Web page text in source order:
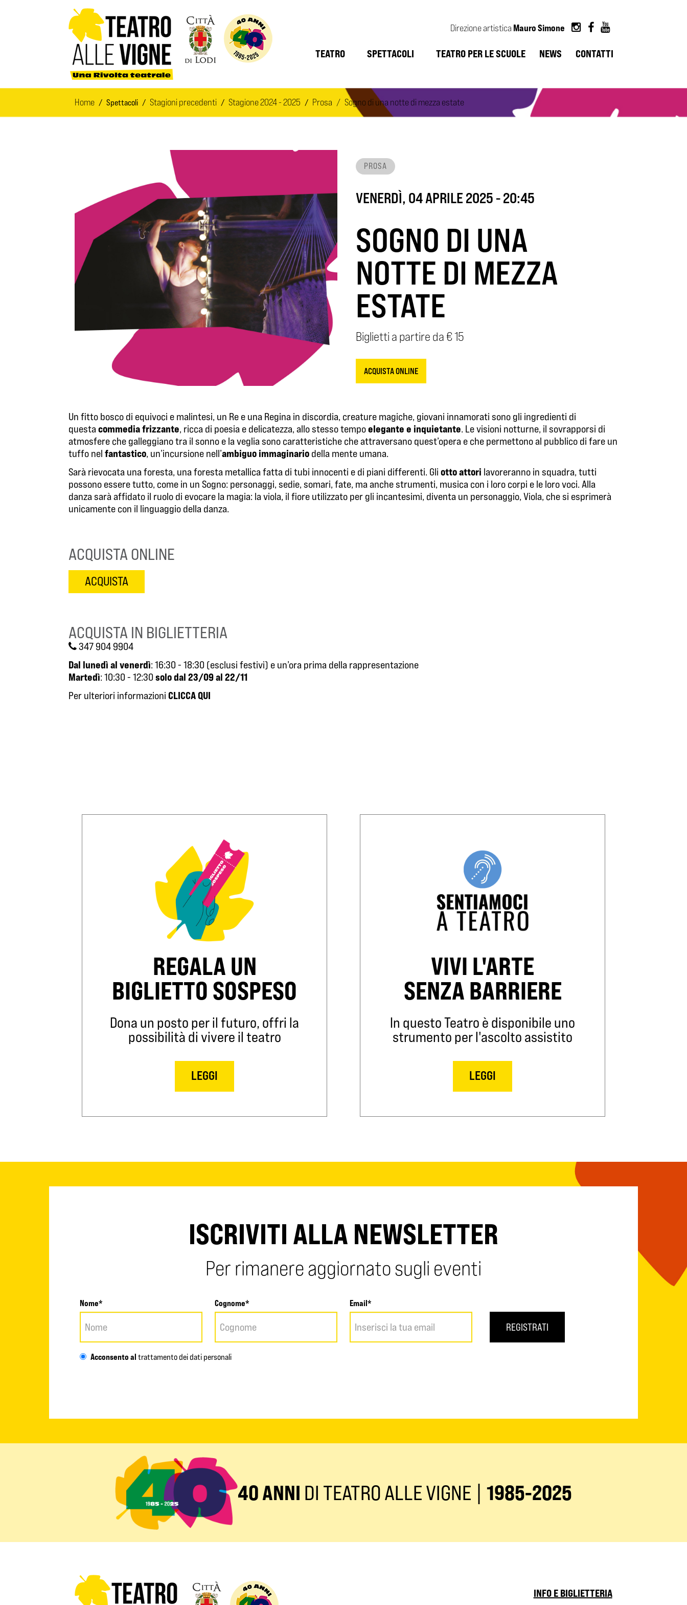
Salta al contenuto principale
Direzione artistica Mauro Simone
TEATRO SPETTACOLI TEATRO PER LE SCUOLE NEWS CONTATTI
Home Spettacoli Stagioni precedenti Stagione 2024 - 2025 Prosa Sogno di una notte di mezza estate
PROSA
VENERDÌ, 04 APRILE 2025 - 20:45
SOGNO DI UNA
NOTTE DI MEZZA
ESTATE
Biglietti a partire da € 15
ACQUISTA ONLINE
Un fitto bosco di equivoci e malintesi, un Re e una Regina in discordia, creature magiche, giovani innamorati sono gli ingredienti di
questacommedia frizzante, ricca di poesia e delicatezza, allo stesso tempoelegante e inquietante. Le visioni notturne, il sovrapporsi di
atmosfere che galleggiano tra il sonno e la veglia sono caratteristiche che attraversano quest’opera e che permettono al pubblico di fare un
tuffo nelfantastico, un’incursione nell’ambiguo immaginario della mente umana.
Sarà rievocata una foresta, una foresta metallica fatta di tubi innocenti e di piani differenti. Gliotto attori lavoreranno in squadra, tutti
possono essere tutto, come in un Sogno: personaggi, sedie, somari, fate, ma anche strumenti, musica con i loro corpi e le loro voci. Alla
danza sarà affidato il ruolo di evocare la magia: la viola, il fiore utilizzato per gli incantesimi, diventa un personaggio, Viola, che si esprimerà
unicamente con il linguaggio della danza.
ACQUISTA ONLINE
ACQUISTA
ACQUISTA IN BIGLIETTERIA
347 904 9904
Dal lunedì al venerdì: 16:30 - 18:30 (esclusi festivi) e un’ora prima della rappresentazione
Martedì: 10:30 - 12:30solo dal 23/09 al 22/11
Per ulteriori informazioniCLICCA QUI
REGALA UN
BIGLIETTO SOSPESO
Dona un posto per il futuro, offri la
possibilità di vivere il teatro
LEGGI
VIVI L'ARTE
SENZA BARRIERE
In questo Teatro è disponibile uno
strumento per l'ascolto assistito
LEGGI
ISCRIVITI ALLA NEWSLETTER
Per rimanere aggiornato sugli eventi
Nome* Cognome* Email*
REGISTRATI
Acconsento al trattamento dei dati personali
40 ANNI DI TEATRO ALLE VIGNE | 1985-2025
INFO E BIGLIETTERIA